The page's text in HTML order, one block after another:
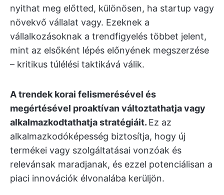
nyithat meg előtted, különösen, ha startup vagy
növekvő vállalat vagy. Ezeknek a
vállalkozásoknak a trendfigyelés többet jelent,
mint az elsőként lépés előnyének megszerzése
– kritikus túlélési taktikává válik.
A trendek korai felismerésével és
megértésével proaktívan változtathatja vagy
alkalmazkodtathatja stratégiáit. Ez az
alkalmazkodóképesség biztosítja, hogy új
termékei vagy szolgáltatásai vonzóak és
relevánsak maradjanak, és ezzel potenciálisan a
piaci innovációk élvonalába kerüljön.